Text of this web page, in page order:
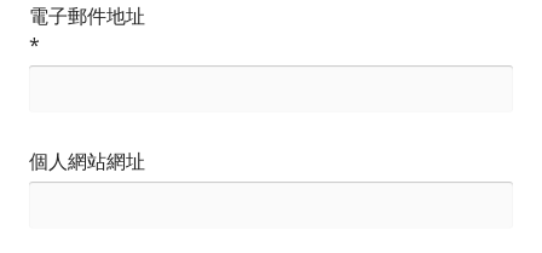
電子郵件地址
*
個人網站網址